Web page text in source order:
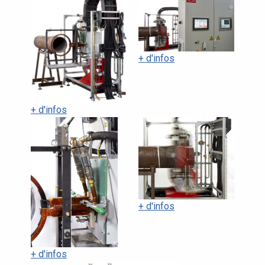
+ d'infos
+ d'infos
+ d'infos
+ d'infos